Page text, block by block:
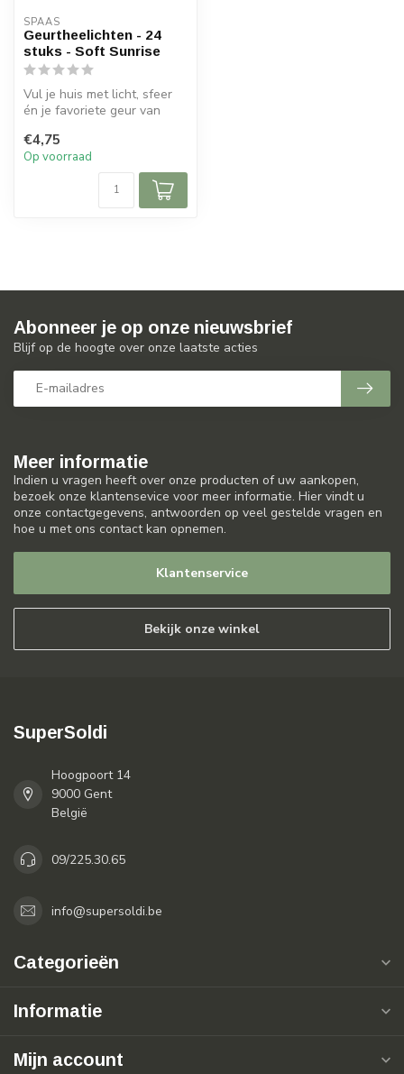
SPAAS
Geurtheelichten - 24
stuks - Soft Sunrise
Vul je huis met licht, sfeer
én je favoriete geur van
Geurkaarsen...
€4,75
Op voorraad
Meer informatie
Indien u vragen heeft over onze producten of uw aankopen,
bezoek onze klantensevice voor meer informatie. Hier vindt u
onze contactgegevens, antwoorden op veel gestelde vragen en
hoe u met ons contact kan opnemen.
Klantenservice
Bekijk onze winkel
Abonneer je op onze nieuwsbrief
Blijf op de hoogte over onze laatste acties
SuperSoldi
Hoogpoort 14
9000 Gent
België
09/225.30.65
info@supersoldi.be
Categorieën
Informatie
Mijn account